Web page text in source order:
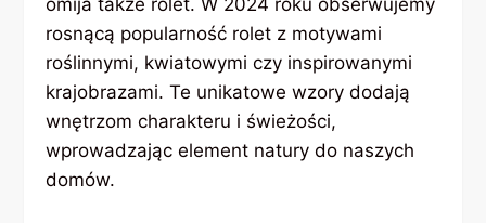
omija także rolet. W 2024 roku obserwujemy
rosnącą popularność rolet z motywami
roślinnymi, kwiatowymi czy inspirowanymi
krajobrazami. Te unikatowe wzory dodają
wnętrzom charakteru i świeżości,
wprowadzając element natury do naszych
domów.